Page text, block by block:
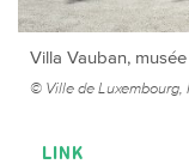
Villa Vauban,
© Ville de Luxembourg,
LINK